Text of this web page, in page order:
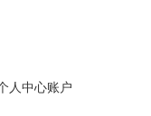
人中心账户